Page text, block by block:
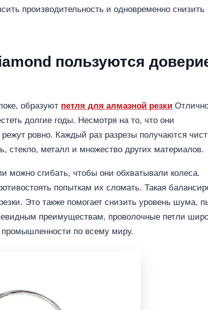
производительность и одновременно снизить
пользуются
образуют петля для алмазной резки
долгие годы. Несмотря на то, что они
ровно. Каждый раз разрезы получаются
стекло, металл и множество других материалов.
можно сгибать, чтобы они обхватывали колеса.
попыткам их сломать. Такая
Это также помогает снизить уровень шума,
преимуществам, проволочные петли
промышленности по всему миру.